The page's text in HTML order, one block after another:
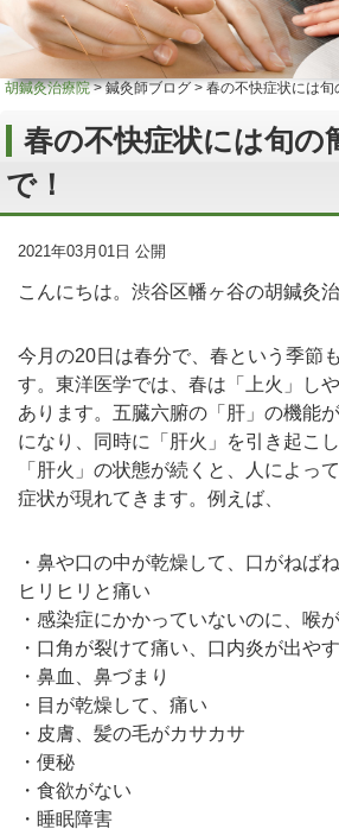
胡鍼灸治療院>鍼灸師ブログ>春の不快症状には
春の不快症状には旬の
で！
2021年03月01日 公開
こんにちは。渋谷区幡ヶ谷の胡鍼灸治
今月の20日は春分で、春という季節
す。東洋医学では、春は「上火」し
あります。五臓六腑の「肝」の機能
になり、同時に「肝火」を引き起こ
「肝火」の状態が続くと、人によっ
症状が現れてきます。例えば、
・鼻や口の中が乾燥して、口がねば
ヒリヒリと痛い
・感染症にかかっていないのに、喉
・口角が裂けて痛い、口内炎が出や
・鼻血、鼻づまり
・目が乾燥して、痛い
・皮膚、髪の毛がカサカサ
・便秘
・食欲がない
・睡眠障害